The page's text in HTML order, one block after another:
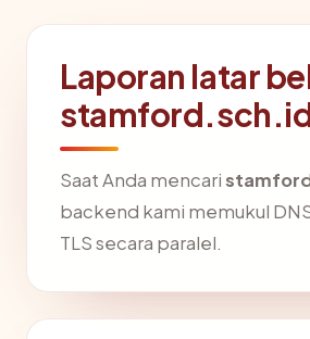
Laporan latar
Saat Anda mencari
backend kami memukul
TLS secara paralel.